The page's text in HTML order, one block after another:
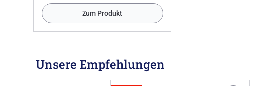
Zum Produkt
Unsere Empfehlungen